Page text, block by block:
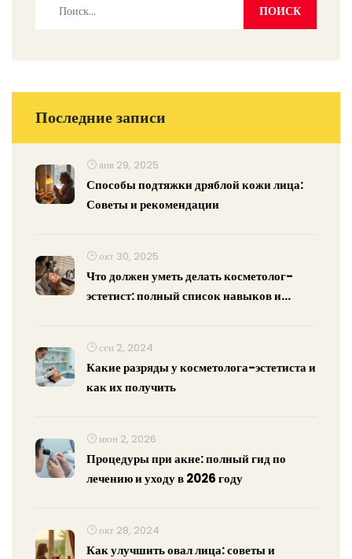
Последние записи
янв 29, 2025
Способы подтяжки дряблой кожи лица:
Советы и рекомендации
окт 30, 2025
Что должен уметь делать косметолог-
эстетист: полный список навыков и
сен 2, 2024
Какие разряды у косметолога-эстетиста и
как их получить
июн 2, 2026
Процедуры при акне: полный гид по
лечению и уходу в 2026 году
окт 28, 2024
Как улучшить овал лица: советы и